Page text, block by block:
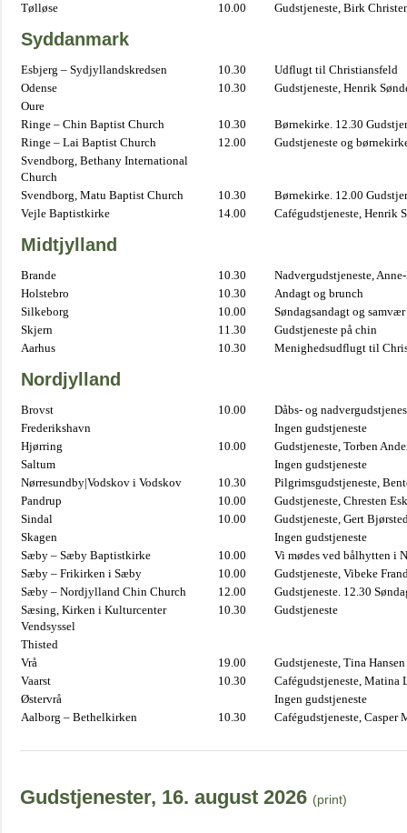
Tølløse 10.00 Gudstjeneste, Birk
Syddanmark
Esbjerg – Sydjyllandskredsen 10.30
Udflugt til Christiansfeld
Odense
10.30
Gudstjeneste, Henrik
Oure
Ringe – Chin Baptist Church
10.30
Børnekirke. 12.30
Ringe – Lai Baptist Church
12.00
Gudstjeneste og
Svendborg, Bethany International
Church
Svendborg, Matu Baptist Church
10.30
Børnekirke. 12.00
Vejle Baptistkirke
14.00 Cafégudstjeneste, Henrik
Midtjylland
Brande 10.30
Nadvergudstjeneste,
Holstebro
10.30
Andagt og brunch
Silkeborg
10.00
Søndagsandagt og samvær
Skjern
11.30
Gudstjeneste på chin
Aarhus
10.30 Menighedsudflugt til
Nordjylland
Brovst 10.00
Dåbs- og
Frederikshavn
Ingen gudstjeneste
Hjørring
10.00
Gudstjeneste, Torben
Saltum
Ingen gudstjeneste
Nørresundby|Vodskov i Vodskov
10.30
Pilgrimsgudstjeneste,
Pandrup
10.00
Gudstjeneste, Chresten
Sindal
10.00
Gudstjeneste, Gert
Skagen
Ingen gudstjeneste
Sæby – Sæby Baptistkirke
10.00
Vi mødes ved bålhytten i
Sæby – Frikirken i Sæby
10.00
Gudstjeneste, Vibeke
Sæby – Nordjylland Chin Church
12.00
Gudstjeneste. 12.30
Sæsing, Kirken i Kulturcenter
Vendsyssel
10.30 Gudstjeneste
Thisted
Vrå
19.00
Gudstjeneste, Tina Hansen
Vaarst
10.30
Cafégudstjeneste, Matina
Østervrå
Ingen gudstjeneste
Aalborg – Bethelkirken
10.30 Cafégudstjeneste, Casper
Gudstjenester, 16. august 2026 (print)